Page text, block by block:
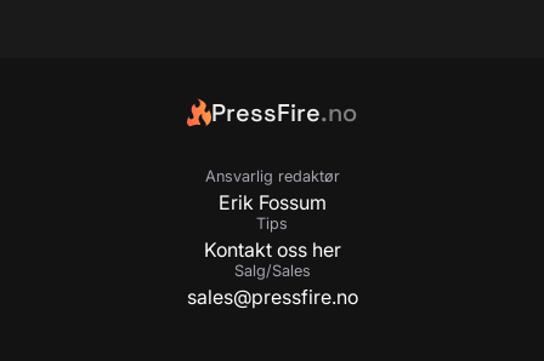
PressFire.no
Ansvarlig redaktør
Erik Fossum
Tips
Kontakt oss her
Salg/Sales
sales@pressfire.no